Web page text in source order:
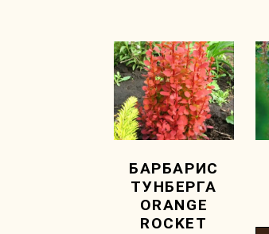
БАРБАРИС
ТУНБЕРГА
ORANGE
ROCKET